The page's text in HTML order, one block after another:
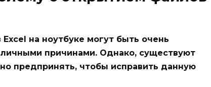
на ноутбуке могут быть очень
причинами. Однако, существуют
предпринять, чтобы исправить данную